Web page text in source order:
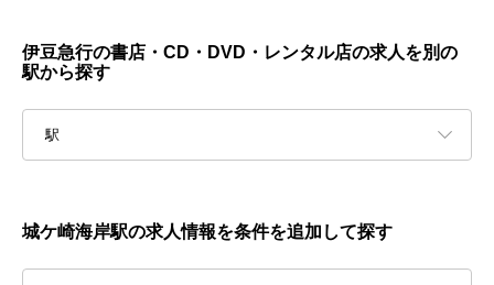
伊豆急行の書店・CD・DVD・レンタル店の求人を別の
駅から探す
駅
城ケ崎海岸駅の求人情報を条件を追加して探す